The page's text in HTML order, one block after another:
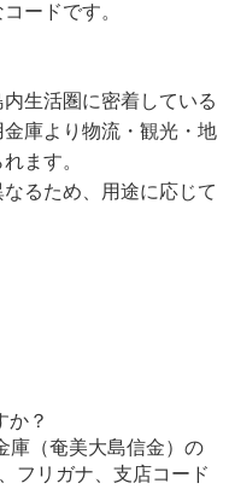
ードです。
生活圏に密着している
庫より物流・観光・地
ます。
るため、用途に応じて
か？
庫（奄美大島信金）の
フリガナ、支店コード